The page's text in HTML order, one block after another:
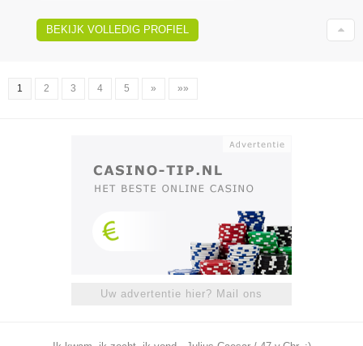
BEKIJK VOLLEDIG PROFIEL
1 2 3 4 5 » »»
Uw advertentie hier? Mail ons